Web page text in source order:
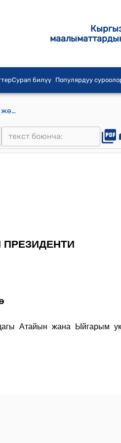
Сурап билүү Популярдуу
КР ПРЕЗИДЕНТИНИН 2018-жылдын 12-октябрындагы ПЖ N 203 "К.К.Султан жөнүндө" ЖАРЛЫГЫ